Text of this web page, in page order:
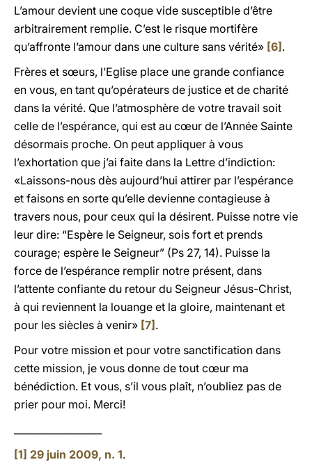
L’amour devient une coque vide susceptible d’être
arbitrairement remplie. C’est le risque mortifère
qu’affronte l’amour dans une culture sans vérité» [6] .
Frères et sœurs, l’Eglise place une grande confiance
en vous, en tant qu’opérateurs de justice et de charité
dans la vérité. Que l’atmosphère de votre travail soit
celle de l’espérance, qui est au cœur de l’Année Sainte
désormais proche. On peut appliquer à vous
l’exhortation que j’ai faite dans la Lettre d’indiction:
«Laissons-nous dès aujourd’hui attirer par l’espérance
et faisons en sorte qu’elle devienne contagieuse à
travers nous, pour ceux qui la désirent. Puisse notre vie
leur dire: “Espère le Seigneur, sois fort et prends
courage; espère le Seigneur” (Ps 27, 14). Puisse la
force de l’espérance remplir notre présent, dans
l’attente confiante du retour du Seigneur Jésus-Christ,
à qui reviennent la louange et la gloire, maintenant et
pour les siècles à venir» [7] .
Pour votre mission et pour votre sanctification dans
cette mission, je vous donne de tout cœur ma
bénédiction. Et vous, s’il vous plaît, n’oubliez pas de
prier pour moi. Merci!
[1] 29 juin 2009, n. 1.